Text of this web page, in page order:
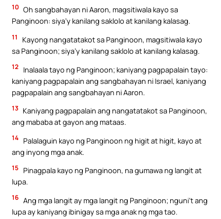
10 Oh sangbahayan ni Aaron, magsitiwala kayo sa
Panginoon: siya’y kanilang saklolo at kanilang kalasag.
11
Kayong nangatatakot sa Panginoon, magsitiwala kayo
sa Panginoon; siya’y kanilang saklolo at kanilang kalasag.
12
Inalaala tayo ng Panginoon; kaniyang pagpapalain tayo:
kaniyang pagpapalain ang sangbahayan ni Israel, kaniyang
pagpapalain ang sangbahayan ni Aaron.
13 Kaniyang pagpapalain ang nangatatakot sa Panginoon,
ang mababa at gayon ang mataas.
14 Palalaguin kayo ng Panginoon ng higit at higit, kayo at
ang inyong mga anak.
15
Pinagpala kayo ng Panginoon, na gumawa ng langit at
lupa.
16 Ang mga langit ay mga langit ng Panginoon; nguni’t ang
lupa ay kaniyang ibinigay sa mga anak ng mga tao.